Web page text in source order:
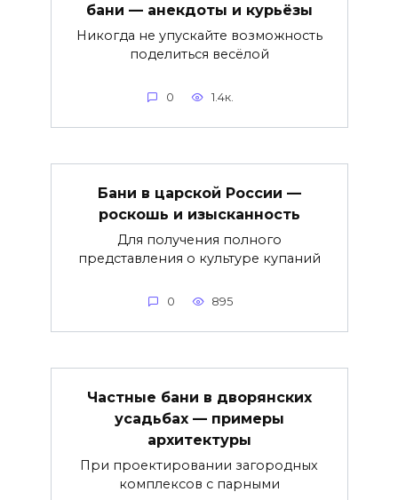
бани — анекдоты и курьёзы
Никогда не упускайте возможность
поделиться весёлой
0 1.4к.
Бани в царской России —
роскошь и изысканность
Для получения полного
представления о культуре купаний
0 895
Частные бани в дворянских
усадьбах — примеры
архитектуры
При проектировании загородных
комплексов с парными